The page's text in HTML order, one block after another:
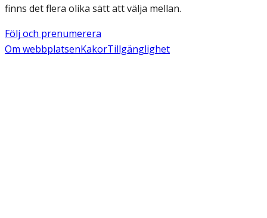
finns det flera olika sätt att välja mellan.
Följ och prenumerera
Om webbplatsenKakorTillgänglighet